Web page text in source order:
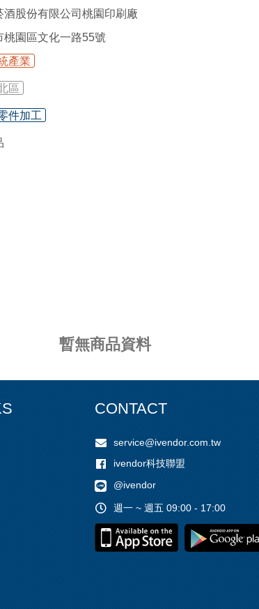
酒股份有限公司桃園印刷廠
桃園區文化一路55號
產業
區
件加工
暫無商品資料
CONTACT
service@ivendor.com.tw
ivendor科技聯盟
@ivendor
週一 ~ 週五 09:00 - 17:00